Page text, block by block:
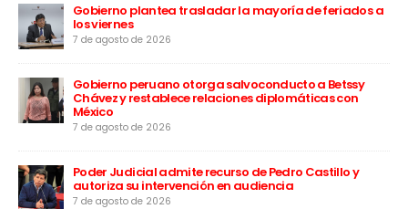
Gobierno plantea trasladar la mayoría de feriados a
los viernes
7 de agosto de 2026
Gobierno peruano otorga salvoconducto a Betssy
Chávez y restablece relaciones diplomáticas con
México
7 de agosto de 2026
Poder Judicial admite recurso de Pedro Castillo y
autoriza su intervención en audiencia
7 de agosto de 2026